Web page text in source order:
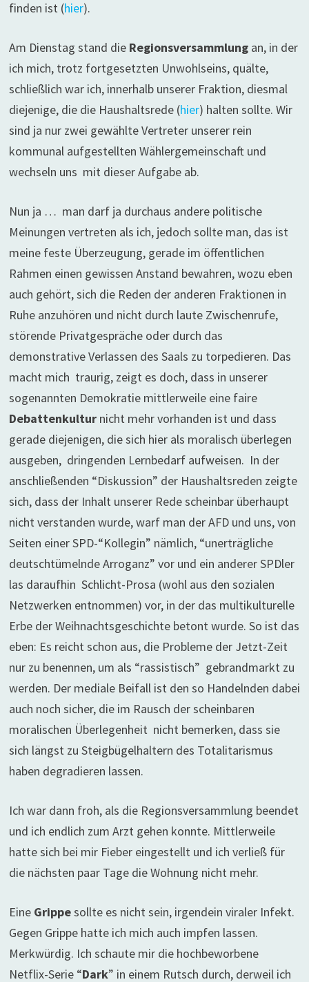
finden ist (hier).
Am Dienstag stand die Regionsversammlungan, in der
ich mich, trotz fortgesetzten Unwohlseins, quälte,
schließlich war ich, innerhalb unserer Fraktion, diesmal
diejenige, die die Haushaltsrede (hier) halten sollte. Wir
sind ja nur zwei gewählte Vertreter unserer rein
kommunal aufgestellten Wählergemeinschaft und
wechseln uns mit dieser Aufgabe ab.
Nun ja … man darf ja durchaus andere politische
Meinungen vertreten als ich, jedoch sollte man, das ist
meine feste Überzeugung, gerade im öffentlichen
Rahmen einen gewissen Anstand bewahren, wozu eben
auch gehört, sich die Reden der anderen Fraktionen in
Ruhe anzuhören und nicht durch laute Zwischenrufe,
störende Privatgespräche oder durch das
demonstrative Verlassen des Saals zu torpedieren. Das
macht mich traurig, zeigt es doch, dass in unserer
sogenannten Demokratie mittlerweile eine faire
Debattenkulturnicht mehr vorhanden ist und dass
gerade diejenigen, die sich hier als moralisch überlegen
ausgeben, dringenden Lernbedarf aufweisen. In der
anschließenden “Diskussion” der Haushaltsreden zeigte
sich, dass der Inhalt unserer Rede scheinbar überhaupt
nicht verstanden wurde, warf man der AFD und uns, von
Seiten einer SPD-“Kollegin” nämlich, “unerträgliche
deutschtümelnde Arroganz” vor und ein anderer SPDler
las daraufhin Schlicht-Prosa (wohl aus den sozialen
Netzwerken entnommen) vor, in der das multikulturelle
Erbe der Weihnachtsgeschichte betont wurde. So ist das
eben: Es reicht schon aus, die Probleme der Jetzt-Zeit
nur zu benennen, um als “rassistisch” gebrandmarkt zu
werden. Der mediale Beifall ist den so Handelnden dabei
auch noch sicher, die im Rausch der scheinbaren
moralischen Überlegenheit nicht bemerken, dass sie
sich längst zu Steigbügelhaltern des Totalitarismus
haben degradieren lassen.
Ich war dann froh, als die Regionsversammlung beendet
und ich endlich zum Arzt gehen konnte. Mittlerweile
hatte sich bei mir Fieber eingestellt und ich verließ für
die nächsten paar Tage die Wohnung nicht mehr.
Eine Grippesollte es nicht sein, irgendein viraler Infekt.
Gegen Grippe hatte ich mich auch impfen lassen.
Merkwürdig. Ich schaute mir die hochbeworbene
Netflix-Serie “Dark” in einem Rutsch durch, derweil ich